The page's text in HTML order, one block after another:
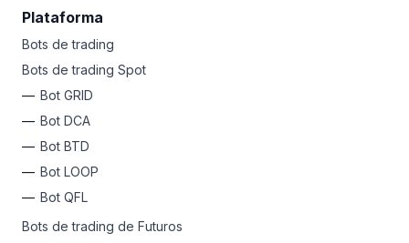
Plataforma
Bots de trading
Bots de trading Spot
Bot GRID
Bot DCA
Bot BTD
Bot LOOP
Bot QFL
Bots de trading de Futuros